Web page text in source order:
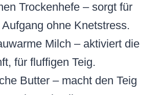
Trockenhefe – sorgt für
ohne Knetstress.
Milch – aktiviert die
für fluffigen Teig.
Butter – macht den Teig